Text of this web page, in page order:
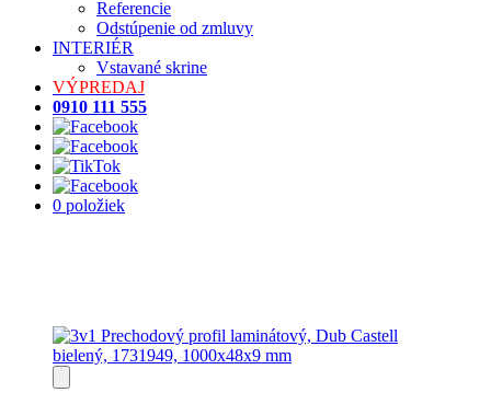
Referencie
Odstúpenie od zmluvy
INTERIÉR
Vstavané skrine
VÝPREDAJ
0910 111 555
0 položiek